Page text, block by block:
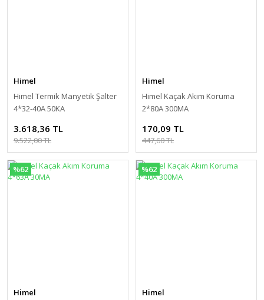
Himel
Himel Termik Manyetik Şalter
4*32-40A 50KA
3.618,36 TL
9.522,00 TL
Himel
Himel Kaçak Akım Koruma
2*80A 300MA
170,09 TL
447,60 TL
%62
Himel
%62
Himel